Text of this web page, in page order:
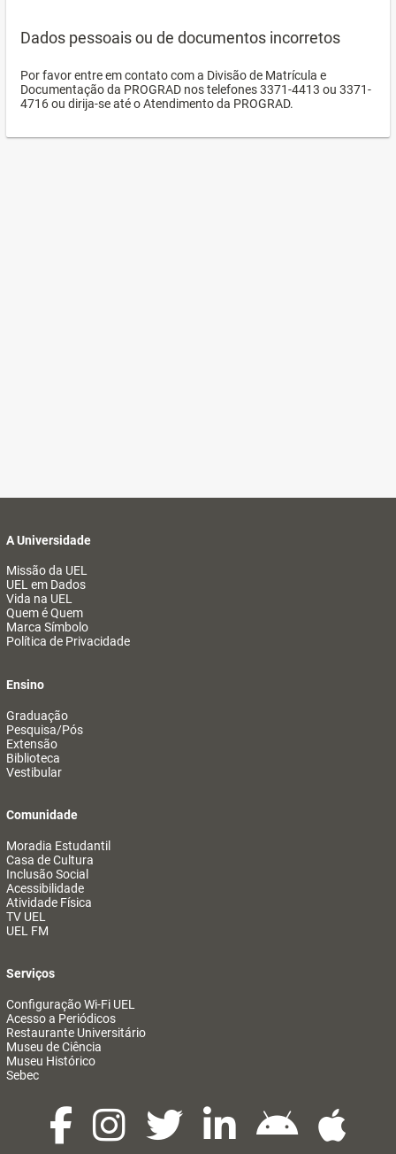
Dados pessoais ou de documentos incorretos
Por favor entre em contato com a Divisão de Matrícula e
Documentação da PROGRAD nos telefones 3371-4413 ou 3371-
4716 ou dirija-se até o Atendimento da PROGRAD.
A Universidade
Missão da UEL
UEL em Dados
Vida na UEL
Quem é Quem
Marca Símbolo
Política de Privacidade
Ensino
Graduação
Pesquisa/Pós
Extensão
Biblioteca
Vestibular
Comunidade
Moradia Estudantil
Casa de Cultura
Inclusão Social
Acessibilidade
Atividade Física
TV UEL
UEL FM
Serviços
Configuração Wi-Fi UEL
Acesso a Periódicos
Restaurante Universitário
Museu de Ciência
Museu Histórico
Sebec